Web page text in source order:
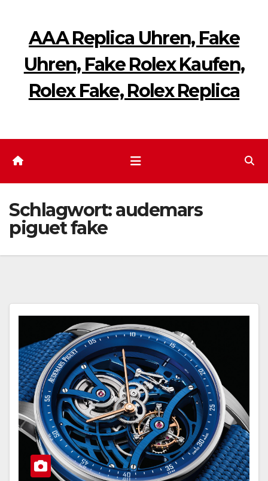
springenAAA Replica Uhren, Fake
Uhren, Fake Rolex Kaufen,
Rolex Fake, Rolex Replica
Schlagwort:audemars
piguet fake